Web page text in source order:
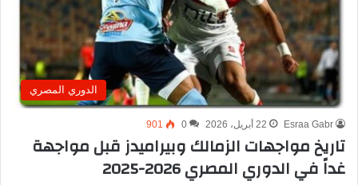
الدوري المصري
Esraa Gabr 22 أبريل، 2026 0
901
تاريخ مواجهات الزمالك وبيراميدز قبل مواجهة
غداً في الدوري المصري 2026-2025